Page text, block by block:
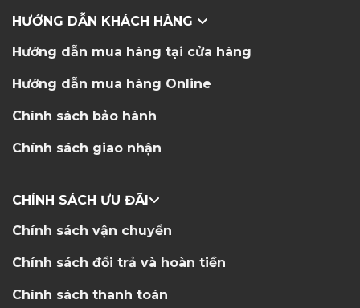
HƯỚNG DẪN KHÁCH HÀNG
Hướng dẫn mua hàng tại cửa hàng
Hướng dẫn mua hàng Online
Chính sách bảo hành
Chính sách giao nhận
CHÍNH SÁCH ƯU ĐÃI
Chính sách vận chuyển
Chính sách đổi trả và hoàn tiền
Chính sách thanh toán